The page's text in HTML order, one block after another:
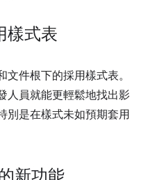
樣式表
件根下的採用樣式表。
人員就能更輕鬆地找出影
別是在樣式未如預期套用
新功能